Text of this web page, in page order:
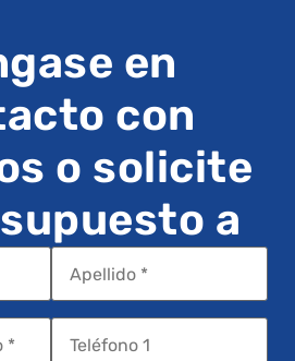
en
con
o solicite
a